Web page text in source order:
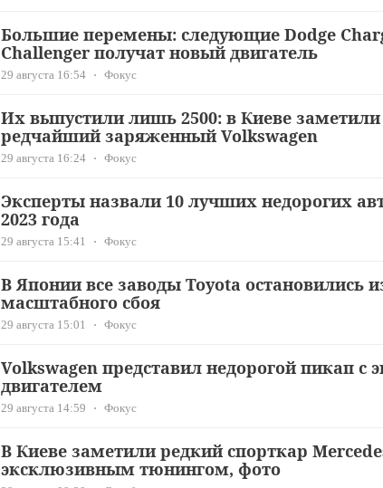
Большие перемены: следующие Dodge
Challenger получат новый двигатель
29 августа 16:54 Фокус
Их выпустили лишь 2500: в Киеве заметили
редчайший заряженный Volkswagen
29 августа 16:24 Фокус
Эксперты назвали 10 лучших недорогих
2023 года
29 августа 15:41 Фокус
В Японии все заводы Toyota остановились
масштабного сбоя
29 августа 15:01 Фокус
Volkswagen представил недорогой пикап
двигателем
29 августа 14:59 Фокус
В Киеве заметили редкий спорткар
эксклюзивным тюнингом, фото